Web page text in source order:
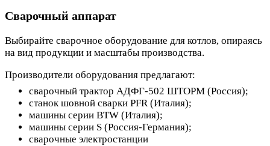
Сварочный аппарат
Выбирайте сварочное оборудование для котлов, опираясь
на вид продукции и масштабы производства.
Производители оборудования предлагают:
сварочный трактор АДФГ-502 ШТОРМ (Россия);
станок шовной сварки PFR (Италия);
машины серии BTW (Италия);
машины серии S (Россия-Германия);
сварочные электростанции